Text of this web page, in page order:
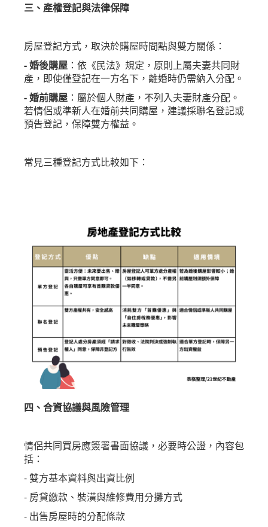
三、產權登記與法律保障
房屋登記方式，取決於購屋時間點與雙方關係：
- 婚後購屋 ：依《民法》規定，原則上屬夫妻共同財
產，即使僅登記在一方名下，離婚時仍需納入分配。
- 婚前購屋 ：屬於個人財產，不列入夫妻財產分配。
若情侶或準新人在婚前共同購屋，建議採聯名登記或
預告登記，保障雙方權益。
常見三種登記方式比較如下：
四、合資協議與風險管理
情侶共同買房應簽署書面協議，必要時公證，內容包
括：
- 雙方基本資料與出資比例
- 房貸繳款、裝潢與維修費用分攤方式
- 出售房屋時的分配條款